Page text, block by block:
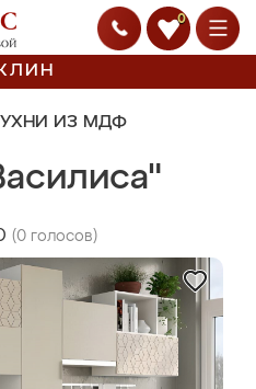
0
ИЗ МДФ
(0 голосов)